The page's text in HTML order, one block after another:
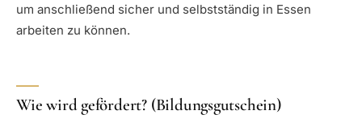
um anschließend sicher und selbstständig in Essen
arbeiten zu können.
Wie wird gefördert? (Bildungsgutschein)